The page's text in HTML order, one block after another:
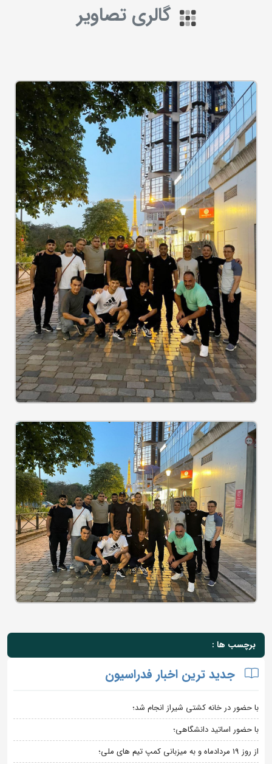
گالری تصاویر
برچسب ها :
جدید ترین اخبار فدراسیون
با حضور در خانه کشتی شیراز انجام شد؛
با حضور اساتید دانشگاهی؛
از روز 19 مردادماه و به میزبانی کمپ تیم های ملی؛